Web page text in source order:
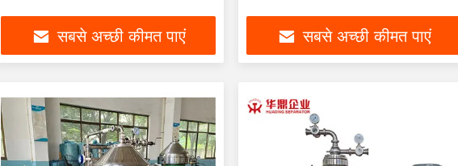
सबसे अच्छी कीमत पाएं सबसे अच्छी कीमत पाएं